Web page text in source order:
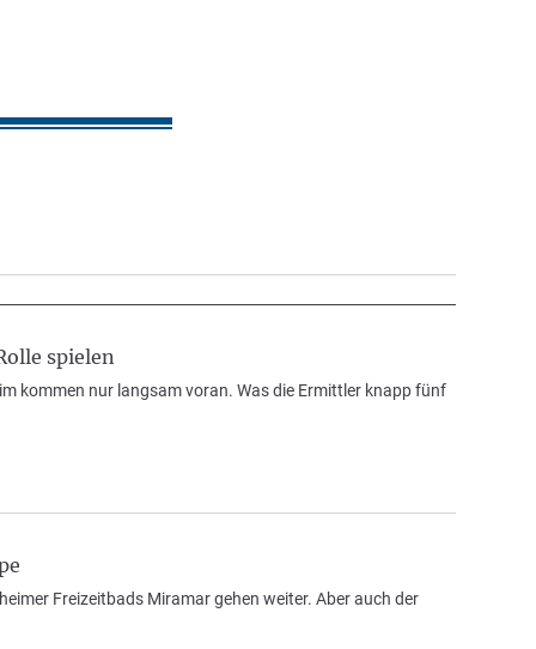
spielen
kommen nur langsam voran. Was die Ermittler knapp fünf
Freizeitbads Miramar gehen weiter. Aber auch der